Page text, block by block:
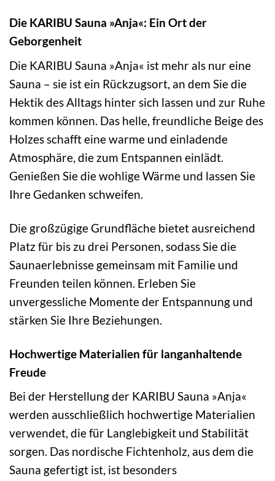
Die KARIBU Sauna »Anja«: Ein Ort der
Geborgenheit
Die KARIBU Sauna »Anja« ist mehr als nur eine
Sauna – sie ist ein Rückzugsort, an dem Sie die
Hektik des Alltags hinter sich lassen und zur Ruhe
kommen können. Das helle, freundliche Beige des
Holzes schafft eine warme und einladende
Atmosphäre, die zum Entspannen einlädt.
Genießen Sie die wohlige Wärme und lassen Sie
Ihre Gedanken schweifen.
Die großzügige Grundfläche bietet ausreichend
Platz für bis zu drei Personen, sodass Sie die
Saunaerlebnisse gemeinsam mit Familie und
Freunden teilen können. Erleben Sie
unvergessliche Momente der Entspannung und
stärken Sie Ihre Beziehungen.
Hochwertige Materialien für langanhaltende
Freude
Bei der Herstellung der KARIBU Sauna »Anja«
werden ausschließlich hochwertige Materialien
verwendet, die für Langlebigkeit und Stabilität
sorgen. Das nordische Fichtenholz, aus dem die
Sauna gefertigt ist, ist besonders